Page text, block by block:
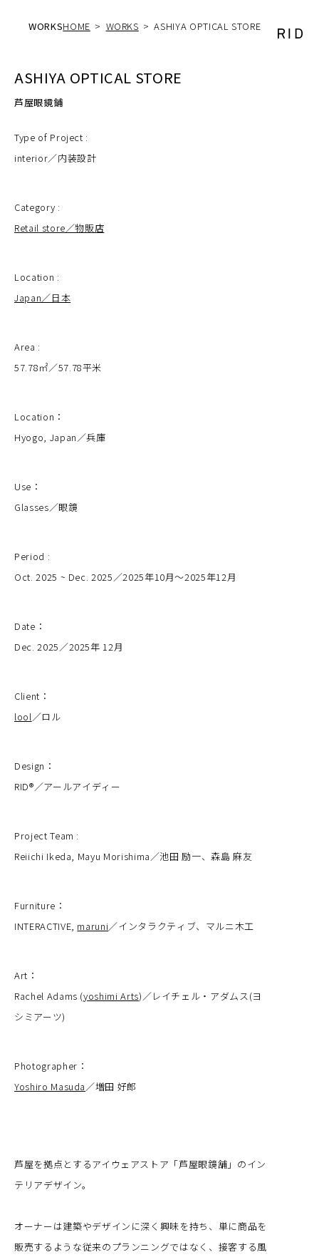
WORKSHOME WORKS ASHIYA OPTICAL STORE
ASHIYA OPTICAL STORE
芦屋眼鏡鋪
Type of Project :
interior／内装設計
Category :
Retail store／物販店
Location :
Japan／日本
Area :
57.78㎡／57.78平米
Location：
Hyogo, Japan／兵庫
Use：
Glasses／眼鏡
Period :
Oct. 2025 ~ Dec. 2025／2025年10月〜2025年12月
Date：
Dec. 2025／2025年 12月
Client：
lool／ロル
Design：
RID®︎／アールアイディー
Project Team :
Reiichi Ikeda, Mayu Morishima／池田 励一、森島 麻友
Furniture：
INTERACTIVE, maruni／インタラクティブ、マルニ木工
Art：
Rachel Adams (yoshimi Arts)／レイチェル・アダムス(ヨ
シミアーツ)
Photographer：
Yoshiro Masuda／増田 好郎
芦屋を拠点とするアイウェアストア「芦屋眼鏡舗」のイン
テリアデザイン。
オーナーは建築やデザインに深く興味を持ち、単に商品を
販売するような従来のプランニングではなく、接客する風